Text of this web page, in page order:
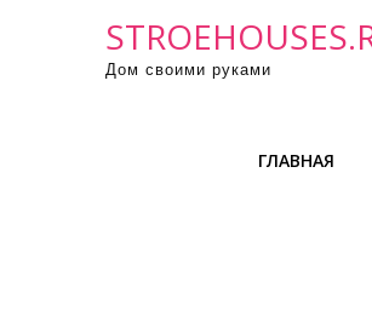
Дом своими руками
ГЛАВНАЯ